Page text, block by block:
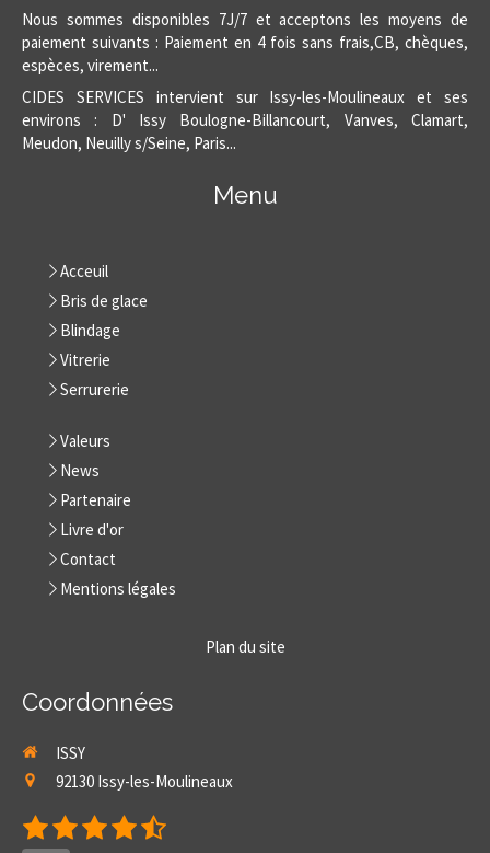
Nous sommes disponibles 7J/7 et acceptons les moyens de
paiement suivants : Paiement en 4 fois sans frais,CB, chèques,
espèces, virement...
CIDES SERVICES intervient sur Issy-les-Moulineaux et ses
environs : D' Issy Boulogne-Billancourt, Vanves, Clamart,
Meudon, Neuilly s/Seine, Paris...
Menu
Acceuil
Bris de glace
Blindage
Vitrerie
Serrurerie
Valeurs
News
Partenaire
Livre d'or
Contact
Mentions légales
Plan du site
Coordonnées
ISSY
92130 Issy-les-Moulineaux